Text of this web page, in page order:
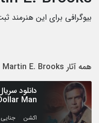
بیوگرافی برای این هنرمند
همه آثار Martin E. Brooks
Man
اکشن جنایی